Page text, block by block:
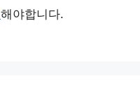
해야합니다.